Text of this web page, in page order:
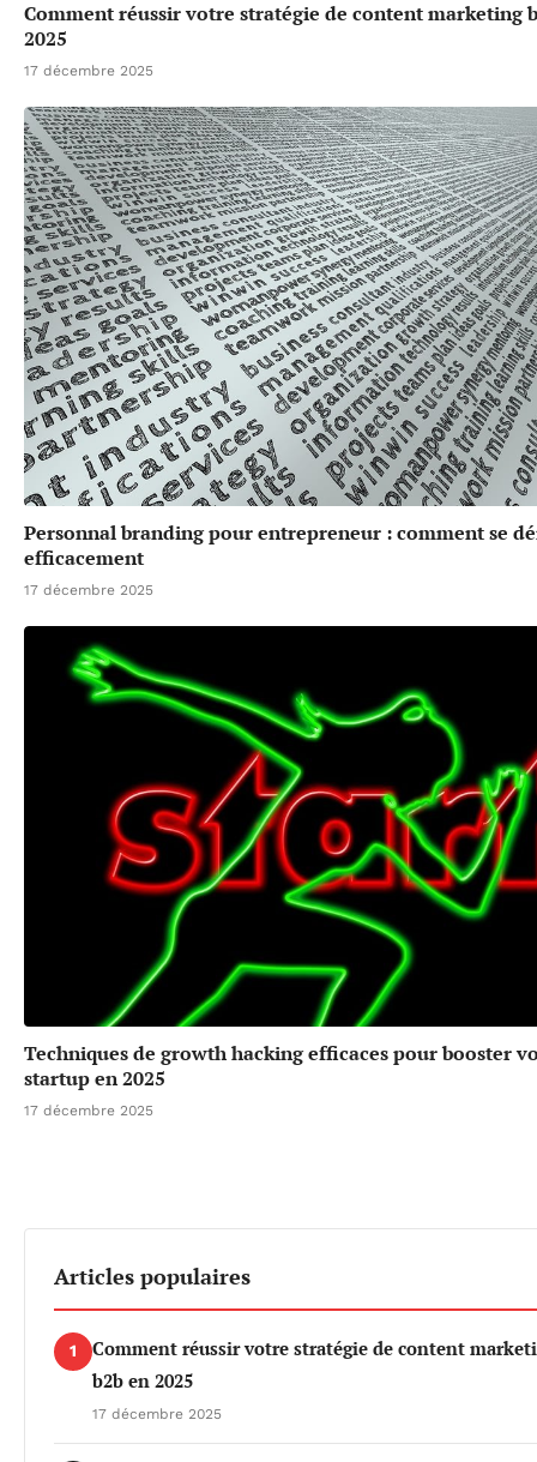
Comment réussir votre stratégie de content marketing
2025
17 décembre 2025
Personnal branding pour entrepreneur : comment se
efficacement
17 décembre 2025
Techniques de growth hacking efficaces pour booster
startup en 2025
17 décembre 2025
Articles populaires
1
Comment réussir votre stratégie de content
b2b en 2025
17 décembre 2025